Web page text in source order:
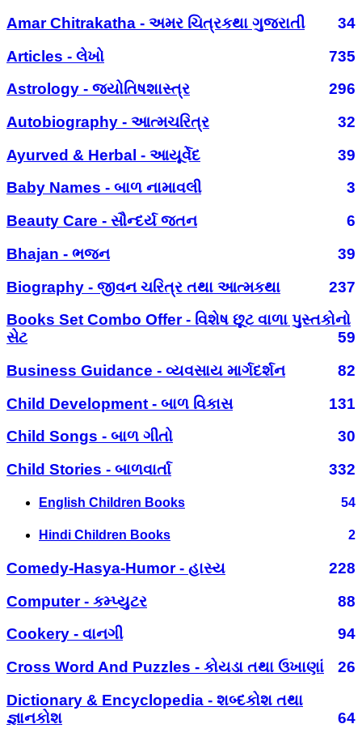
Amar Chitrakatha - અમર ચિત્રકથા ગુજરાતી
34
Articles - લેખો
735
Astrology - જ્યોતિષશાસ્ત્ર
296
Autobiography - આત્મચરિત્ર
32
Ayurved & Herbal - આયૂર્વેદ
39
Baby Names - બાળ નામાવલી
3
Beauty Care - સૌન્દર્ય જતન
6
Bhajan - ભજન
39
Biography - જીવન ચરિત્ર તથા આત્મકથા
237
Books Set Combo Offer - વિશેષ છૂટ વાળા પુસ્તકોનો
સેટ
59
Business Guidance - વ્યવસાય માર્ગદર્શન
82
Child Development - બાળ વિકાસ
131
Child Songs - બાળ ગીતો
30
Child Stories - બાળવાર્તા
332
English Children Books 54
Hindi Children Books 2
Comedy-Hasya-Humor - હાસ્ય
228
Computer - કમ્પ્યુટર
88
Cookery - વાનગી
94
Cross Word And Puzzles - કોયડા તથા ઉખાણાં
26
Dictionary & Encyclopedia - શબ્દકોશ તથા
જ્ઞાનકોશ
64